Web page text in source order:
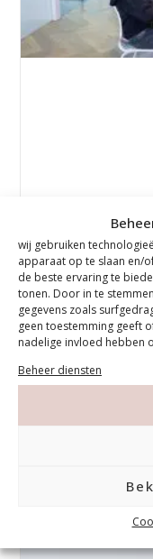
wij gebruiken
apparaat op te slaan en/
de beste ervaring te
tonen. Door in te
gegevens zoals
geen toestemming geeft
nadelige invloed hebben
Beheer diensten
Nagels En
22 januari 2026
Valetijns editie
Daarom
editie van
Donderdagavond